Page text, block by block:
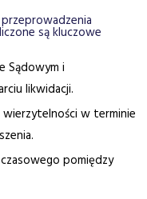
są kluczowe
Sądowym i
likwidacji.
wierzytelności w terminie
pomiędzy